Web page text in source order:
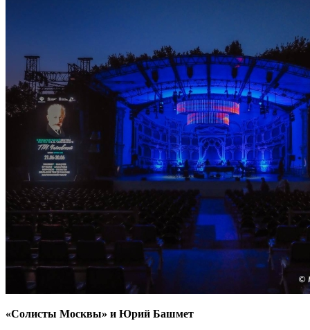
«Солисты Москвы» и Юрий Башмет